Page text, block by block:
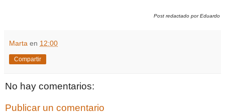
Post redactado por Eduardo
Marta en 12:00
Compartir
No hay comentarios:
Publicar un comentario